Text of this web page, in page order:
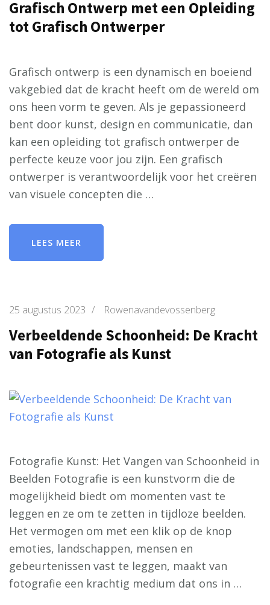
Grafisch Ontwerp met een Opleiding
tot Grafisch Ontwerper
Grafisch ontwerp is een dynamisch en boeiend
vakgebied dat de kracht heeft om de wereld om
ons heen vorm te geven. Als je gepassioneerd
bent door kunst, design en communicatie, dan
kan een opleiding tot grafisch ontwerper de
perfecte keuze voor jou zijn. Een grafisch
ontwerper is verantwoordelijk voor het creëren
van visuele concepten die …
LEES MEER
25 augustus 2023 / Rowenavandevossenberg
Verbeeldende Schoonheid: De Kracht
van Fotografie als Kunst
Fotografie Kunst: Het Vangen van Schoonheid in
Beelden Fotografie is een kunstvorm die de
mogelijkheid biedt om momenten vast te
leggen en ze om te zetten in tijdloze beelden.
Het vermogen om met een klik op de knop
emoties, landschappen, mensen en
gebeurtenissen vast te leggen, maakt van
fotografie een krachtig medium dat ons in …